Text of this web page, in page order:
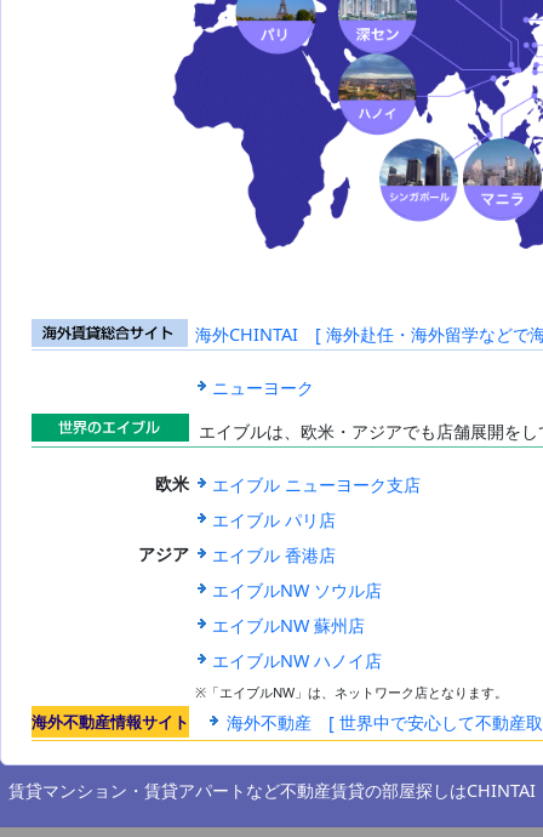
海外賃貸総合
海外CHINTAI [ 海外赴任・海外留学などで
ニューヨーク
エイブルは、欧米・アジアでも店舗展開を
欧米
エイブル ニューヨーク支店
エイブル パリ店
アジア
エイブル 香港店
エイブルNW ソウル店
エイブルNW 蘇州店
エイブルNW ハノイ店
※「エイブルNW」は、ネットワーク店となります。
海外不動産情報サイト 海外不動産 [ 世界中で安心して不動産
賃貸マンション・賃貸アパートなど不動産賃貸の部屋探しはCHINTAI